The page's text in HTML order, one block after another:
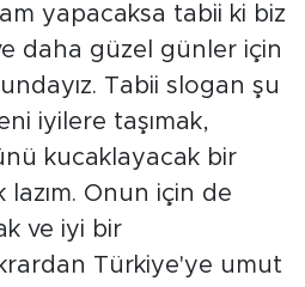
yapacaksa tabii ki biz
daha güzel günler için
Tabii slogan şu
iyilere taşımak,
kucaklayacak bir
Onun için de
ve iyi bir
Türkiye'ye umut